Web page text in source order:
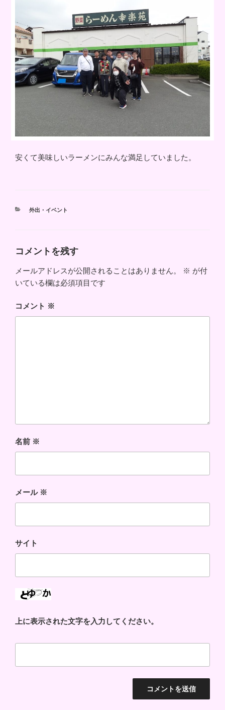
安くて美味しいラーメンにみんな満足していました。
カ
外出・イベント
コメントを残す
メールアドレスが公開されることはありません。 ※ が付
いている欄は必須項目です
コメント ※
名前 ※
メール ※
サイト
上に表示された文字を入力してください。